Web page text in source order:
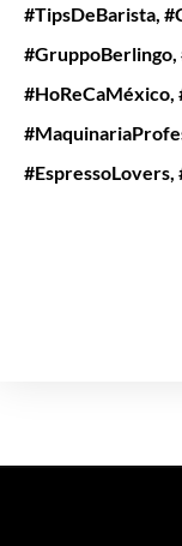
#TipsDeBarista,
#GruppoBerlingo,
#HoReCaMéxico,
#EspressoLovers,